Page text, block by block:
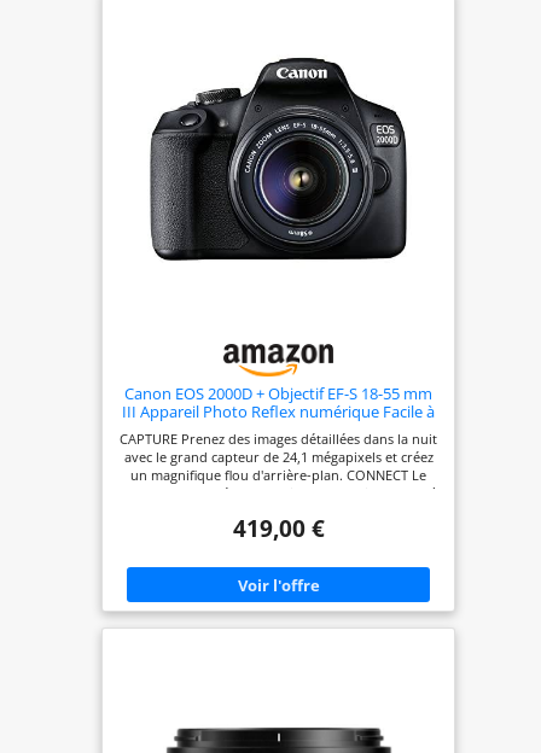
Canon EOS 2000D + Objectif EF-S 18-55 mm
III Appareil Photo Reflex numérique Facile à
Utiliser avec Un Objectif Polyvalent, idéal
pour Les Portraits et Les paysages
CAPTURE Prenez des images détaillées dans la nuit
avec le grand capteur de 24,1 mégapixels et créez
un magnifique flou d'arrière-plan. CONNECT Le
partage sur les réseaux sociaux et la prise de vue à
NFC et à l'application Canon Camera Connect. KIT
un objectif EF-S 18-55 mm f/3,5-5,6 III qui est un
objectif zoom standard de haute qualité adapté à
la photographie générale. PRÉCIS Capturez
l'instant exactement tel que vous vous en
419,00 €